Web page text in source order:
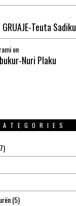
GRUAJE-Teuta Sadiku
on
Nuri Plaku
(5)